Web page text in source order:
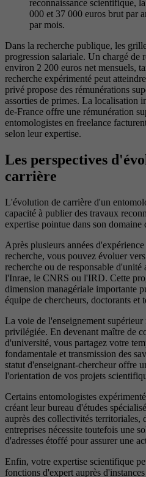
reconnaissance scientifique,
000 et 37 000 euros brut par
par mois.
Dans la recherche publique, les
progression salariale. Un chargé de
environ 2 200 euros net mensuels,
recherche expérimenté peut
privé propose des rémunérations
assorties de primes. La localisation
de-France offre une rémunération
entomologistes en freelance
selon leur expertise.
Les perspectives
carrière
L'évolution de carrière d'un
capacité à publier des travaux
expertise pointue dans son domaine
Après plusieurs années
recherche, vous pouvez évoluer
recherche ou de responsable
l'Inrae, le CNRS ou l'IRD. Cette
dimension managériale importante
équipe de chercheurs, doctorants et
La voie de l'enseignement supérieur
privilégiée. En devenant maître de
d'université, vous partagez votre
fondamentale et transmission des
statut d'enseignant-chercheur offre
l'orientation de vos projets
Certains entomologistes
créant leur bureau d'études
auprès des collectivités territoriales,
entreprises nécessite toutefois une
d'adresses étoffé pour assurer une
Enfin, votre expertise scientifique
fonctions d'expert auprès